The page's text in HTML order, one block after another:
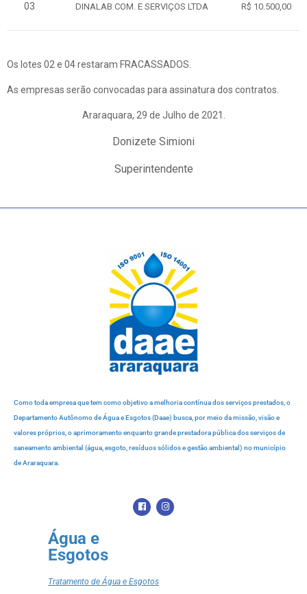
03 DINALAB COM. E SERVIÇOS LTDA R$ 10.500,00
Os lotes 02 e 04 restaram FRACASSADOS.
As empresas serão convocadas para assinatura dos contratos.
Araraquara, 29 de Julho de 2021.
Donizete Simioni
Superintendente
Como toda empresa que tem como objetivo a melhoria contínua dos serviços prestados, o
Departamento Autônomo de Água e Esgotos (Daae) busca, por meio da missão, visão e
valores próprios, o aprimoramento enquanto grande prestadora pública dos serviços de
saneamento ambiental (água, esgoto, resíduos sólidos e gestão ambiental) no município
de Araraquara.
Água e
Esgotos
Tratamento de Água e Esgotos